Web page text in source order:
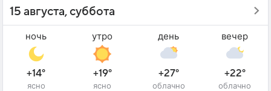
15 августа, суббота
ночь
+14°
ясно
утро
+19°
ясно
день
+27°
облачно
вечер
+22°
облачно